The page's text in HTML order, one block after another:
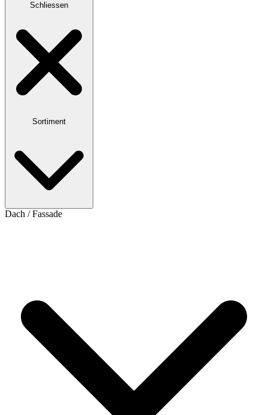
Schliessen
Sortiment
Dach / Fassade